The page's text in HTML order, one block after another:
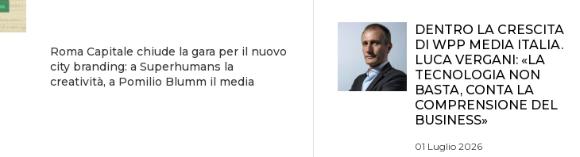
Roma Capitale chiude la gara per il nuovo
city branding: a Superhumans la
creatività, a Pomilio Blumm il media
DENTRO LA CRESCITA
DI WPP MEDIA ITALIA.
LUCA VERGANI: «LA
TECNOLOGIA NON
BASTA, CONTA LA
COMPRENSIONE DEL
BUSINESS»
01 Luglio 2026